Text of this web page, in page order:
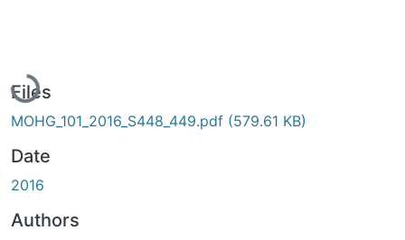
Loading...
Files
MOHG_101_2016_S448_449.pdf (579.61 KB)
Date
2016
Authors